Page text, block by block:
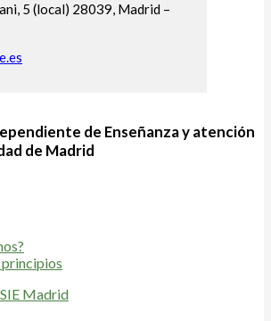
5 (local) 28039, Madrid –
de Enseñanza y atención
de Madrid
Madrid